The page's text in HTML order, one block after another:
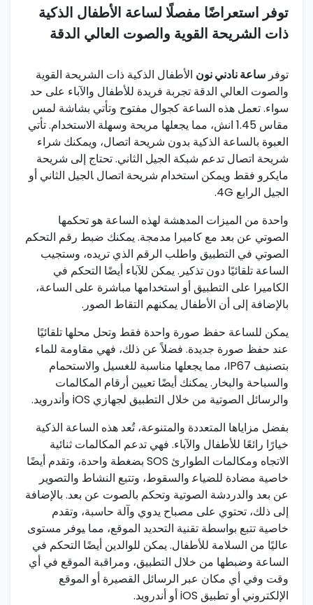
توفر ​استعراضًا مفصلًا لساعة الأطفال الذكية
ذات الشريحة القوية‌ والصوت العالي الدقة
توفر ساعة نادني نون الأطفال الذكية ذات الشريحة القوية
والصوت العالي الدقة تجربة فريدة للأطفال ⁤والآباء⁢ على حد
سواء. تعمل هذه الساعة كجوال⁣ مفتوح وتأتي بشاشة لمس⁢
مقاس⁢ 1.45 انش، مما يجعلها مريحة وسهلة ⁢الاستخدام. تأتي
العبوة بالساعة الذكية بدون شريحة اتصال، ويمكنك شراء
شريحة اتصال تدعم شبكة الجيل ⁤الثاني. تحتاج⁤ إلى شريحة
مايكرو فقط ويمكن استخدام شريحة اتصال ‍الجيل الثاني أو
الجيل الرابع 4G.
واحدة من الميزات المدهشة لهذه الساعة ⁢هو تحكمها
الصوتي عن بعد مع كاميرا مدمجة. يمكنك ضبط رقم التحكم
الصوتي في التطبيق واطلب الرقم الذي تريده، وستجيب
الساعة​ تلقائيًا دون تذكير. ⁤يمكن للآباء أيضًا التحكم في
الكاميرا على ⁤التطبيق أو استخدامها مباشرة على الساعة،
بالإضافة إلى⁣ أن الأطفال يمكنهم التقاط الصور.
يمكن للساعة حفظ صورة واحدة ​فقط وتحل محلها تلقائيًا
عند حفظ صورة ​جديدة. فضلاً عن ذلك، فهي مقاومة للماء
بتصنيف IP67، مما يجعلها مناسبة للغسيل⁤ والاستحمام
والسباحة والبخار. ⁢يمكنك أيضًا تعيين أرقام المكالمات
والرسائل الصوتية من خلال التطبيق⁢ لجهازي iOS وأندرويد.
بفضل مزاياها المتعددة والمتنوعة، تُعد هذه الساعة الذكية
خيارًا رائعًا للأطفال والآباء. فهي تدعم المكالمات ثنائية
الاتجاه ومكالمات الطوارئ SOS بضغطة واحدة، وتقدم أيضًا
​خاصية مضادة للضياع‍ والسقوط، وتتبع النشاط والتصوير
عن بعد والدردشة الصوتية⁢ وتحكم بالصوت عن بعد. بالإضافة
إلى ⁢ذلك، تحتوي على​ مصباح يدوي وآلة حاسبة، وتقدم
خاصية تتبع بواسطة تقنية التحديد الموقع، مما ‍يوفر مستوى
عاليًا من السلامة ‌للأطفال. يمكن للوالدين أيضًا التحكم في
الساعة وضبطها من خلال التطبيق، ومراقبة الموقع في أي
وقت وفي ⁤أي مكان عبر الرسائل ⁤القصيرة أو الموقع
الإلكتروني أو تطبيق iOS‍ أو أندرويد.